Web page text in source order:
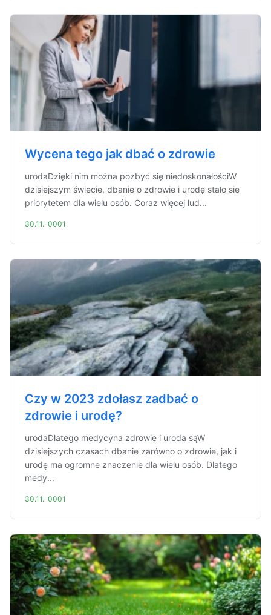
Wycena tego jak dbać o zdrowie
urodaDzięki nim można pozbyć się niedoskonałościW
dzisiejszym świecie, dbanie o zdrowie i urodę stało się
priorytetem dla wielu osób. Coraz więcej lud...
30.11.-0001
Czy w 2023 zdołasz zadbać o
zdrowie i urodę?
urodaDlatego medycyna zdrowie i uroda sąW
dzisiejszych czasach dbanie zarówno o zdrowie, jak i
urodę ma ogromne znaczenie dla wielu osób. Dlatego
medy...
30.11.-0001